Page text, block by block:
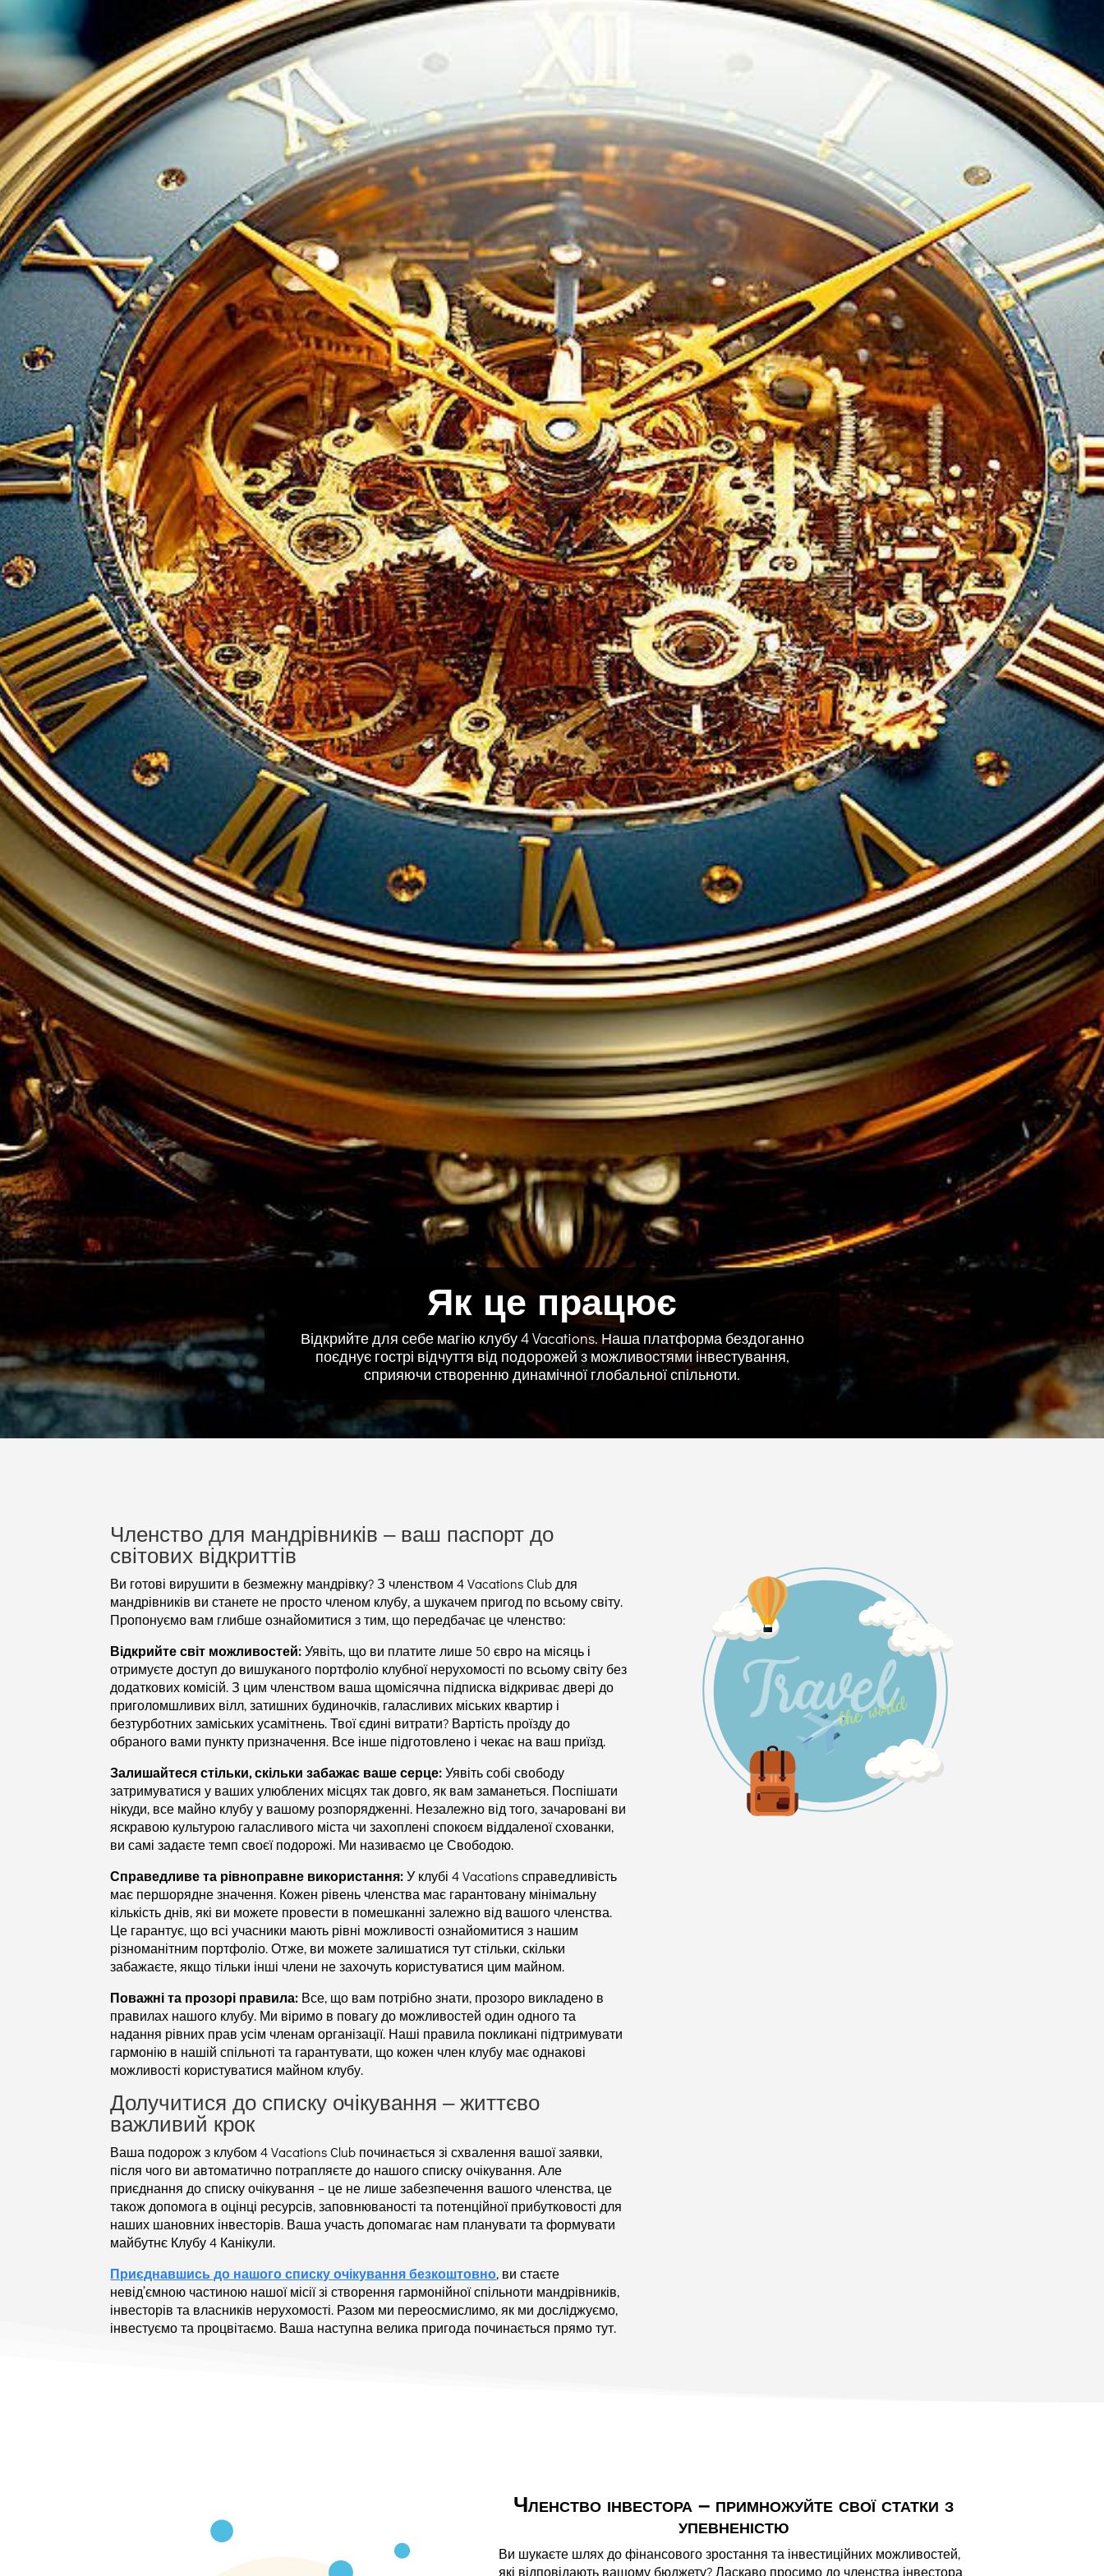
Як це працює
Відкрийте для себе магію клубу 4 Vacations. Наша платформа бездоганно
поєднує гострі відчуття від подорожей з можливостями інвестування,
сприяючи створенню динамічної глобальної спільноти.
Членство для мандрівників – ваш паспорт до
світових відкриттів
Ви готові вирушити в безмежну мандрівку? З членством 4 Vacations Club для
мандрівників ви станете не просто членом клубу, а шукачем пригод по всьому світу.
Пропонуємо вам глибше ознайомитися з тим, що передбачає це членство:
Відкрийте світ можливостей:Уявіть, що ви платите лише 50 євро на місяць і
отримуєте доступ до вишуканого портфоліо клубної нерухомості по всьому світу без
додаткових комісій. З цим членством ваша щомісячна підписка відкриває двері до
приголомшливих вілл, затишних будиночків, галасливих міських квартир і
безтурботних заміських усамітнень. Твої єдині витрати? Вартість проїзду до
обраного вами пункту призначення. Все інше підготовлено і чекає на ваш приїзд.
Залишайтеся стільки, скільки забажає ваше серце:Уявіть собі свободу
затримуватися у ваших улюблених місцях так довго, як вам заманеться. Поспішати
нікуди, все майно клубу у вашому розпорядженні. Незалежно від того, зачаровані ви
яскравою культурою галасливого міста чи захоплені спокоєм віддаленої схованки,
ви самі задаєте темп своєї подорожі. Ми називаємо це Свободою.
Справедливе та рівноправне використання:У клубі 4 Vacations справедливість
має першорядне значення. Кожен рівень членства має гарантовану мінімальну
кількість днів, які ви можете провести в помешканні залежно від вашого членства.
Це гарантує, що всі учасники мають рівні можливості ознайомитися з нашим
різноманітним портфоліо. Отже, ви можете залишатися тут стільки, скільки
забажаєте, якщо тільки інші члени не захочуть користуватися цим майном.
Поважні та прозорі правила: Все, що вам потрібно знати, прозоро викладено в
правилах нашого клубу. Ми віримо в повагу до можливостей один одного та
надання рівних прав усім членам організації. Наші правила покликані підтримувати
гармонію в нашій спільноті та гарантувати, що кожен член клубу має однакові
можливості користуватися майном клубу.
Долучитися до списку очікування – життєво
важливий крок
Ваша подорож з клубом 4 Vacations Club починається зі схвалення вашої заявки,
після чого ви автоматично потрапляєте до нашого списку очікування. Але
приєднання до списку очікування – це не лише забезпечення вашого членства, це
також допомога в оцінці ресурсів, заповнюваності та потенційної прибутковості для
наших шановних інвесторів. Ваша участь допомагає нам планувати та формувати
майбутнє Клубу 4 Канікули.
Приєднавшись до нашого списку очікування безкоштовно, ви стаєте
невід’ємною частиною нашої місії зі створення гармонійної спільноти мандрівників,
інвесторів та власників нерухомості. Разом ми переосмислимо, як ми досліджуємо,
інвестуємо та процвітаємо. Ваша наступна велика пригода починається прямо тут.
Членство інвестора – примножуйте свої статки з
упевненістю
Ви шукаєте шлях до фінансового зростання та інвестиційних можливостей,
які відповідають вашому бюджету? Ласкаво просимо до членства інвестора